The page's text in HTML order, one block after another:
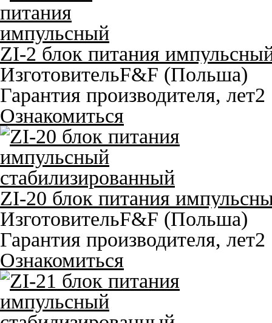
ZI-2 блок питания
ИзготовительF&F (Польша)
Гарантия производителя, лет2
Ознакомиться
ZI-20 блок питания
ИзготовительF&F (Польша)
Гарантия производителя, лет2
Ознакомиться